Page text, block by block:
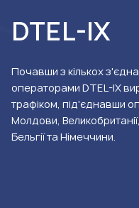
DTEL-IX
Почавши з кількох
операторами DTEL-IX
трафіком, під'єднавши
Молдови,
Бельгії та Німеччини.